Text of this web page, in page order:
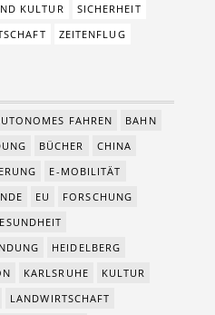
KULTUR
SICHERHEIT
ZEITENFLUG
FAHREN
BAHN
BÜCHER
CHINA
E-MOBILITÄT
EU
FORSCHUNG
HEIDELBERG
KARLSRUHE
KULTUR
LANDWIRTSCHAFT